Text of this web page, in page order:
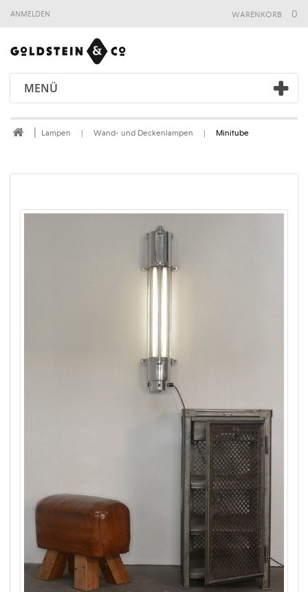
anmelden
MENÜ
warenkorb 0
Lampen Wand- und Deckenlampen Minitube